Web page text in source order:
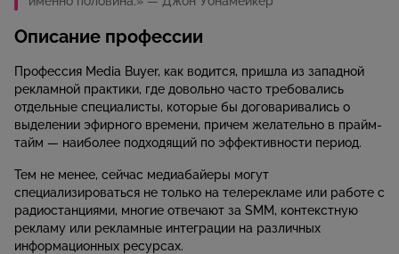
Описание профессии
Профессия Media Buyer, как водится, пришла из западной
рекламной практики, где довольно часто требовались
отдельные специалисты, которые бы договаривались о
выделении эфирного времени, причем желательно в прайм-
тайм — наиболее подходящий по эффективности период.
Тем не менее, сейчас медиабайеры могут
специализироваться не только на телерекламе или работе с
радиостанциями, многие отвечают за SMM, контекстную
рекламу или рекламные интеграции на различных
информационных ресурсах.